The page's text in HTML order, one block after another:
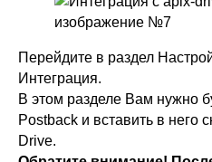
Перейдите в раздел
Интеграция.
В этом разделе Вам нужно
Postback и вставить в него
Drive.